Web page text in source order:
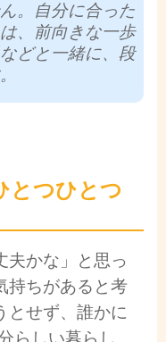
。自分に合った
、前向きな一歩
どと一緒に、段
とつひとつ
夫かな」と思っ
持ちがあると考
とせず、誰かに